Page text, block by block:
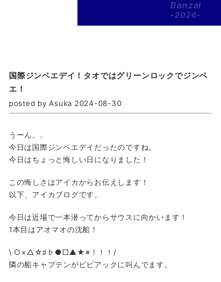
Banzai
-2026-
国際ジンベエデイ！タオではグリーンロックでジンベ
エ！
posted by Asuka 2024-08-30
うーん。。
今日は国際ジンベエデイだったのですね。
今日はちょっと悔しい日になりました！
この悔しさはアイカからお伝えします！
以下、アイカブログです。
今日は近場で一本潜ってからサウスに向かいます！
1本目はアオマオの沈船！
\ ○×△☆♯♭●□▲★※！！！/
隣の船キャプテンがピピアックに叫んでます。